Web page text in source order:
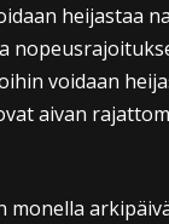
heijastaa
voidaan
aivan
monella